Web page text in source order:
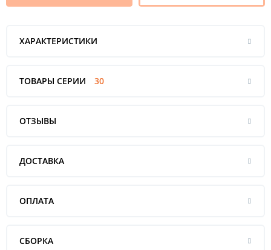
ХАРАКТЕРИСТИКИ
ТОВАРЫ СЕРИИ 30
ОТЗЫВЫ
ДОСТАВКА
ОПЛАТА
СБОРКА